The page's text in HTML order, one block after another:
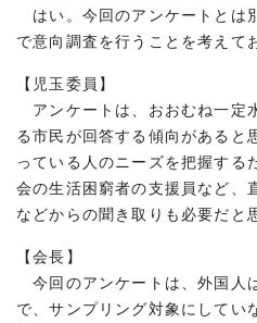
はい。今回のアンケートとは
で意向調査を行うことを考えて
【児玉委員】
アンケートは、おおむね一定
る市民が回答する傾向があると
っている人のニーズを把握する
会の生活困窮者の支援員など、
などからの聞き取りも必要だと
【会長】
今回のアンケートは、外国人
で、サンプリング対象にしてい